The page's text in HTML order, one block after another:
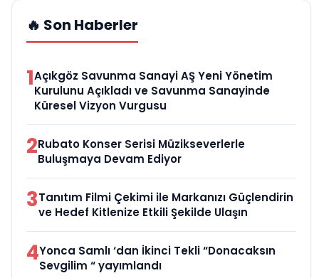
🔥 Son Haberler
1Açıkgöz Savunma Sanayi AŞ Yeni Yönetim
Kurulunu Açıkladı ve Savunma Sanayinde
Küresel Vizyon Vurgusu
2Rubato Konser Serisi Müzikseverlerle
Buluşmaya Devam Ediyor
3Tanıtım Filmi Çekimi ile Markanızı Güçlendirin
ve Hedef Kitlenize Etkili Şekilde Ulaşın
4Yonca Samlı ‘dan İkinci Tekli “Donacaksın
Sevgilim “ yayımlandı